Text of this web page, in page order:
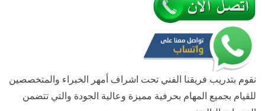
نقوم بتدريب فريقنا الفني تحت اشراف أمهر الخبراء والمتخصصين
للقيام بجميع المهام بحرفية مميزة وعالية الجودة والتي تتضمن